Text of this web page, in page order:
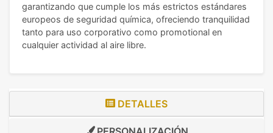
garantizando que cumple los más estrictos estándares
europeos de seguridad química, ofreciendo tranquilidad
tanto para uso corporativo como promotional en
cualquier actividad al aire libre.
DETALLES